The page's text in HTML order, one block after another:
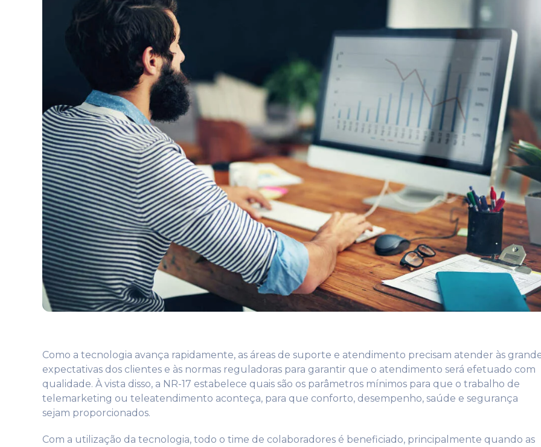
Como a tecnologia avança rapidamente, as áreas de suporte e atendimento precisam atender às
expectativas dos clientes e às normas reguladoras para garantir que o atendimento será efetuado com
qualidade. À vista disso, a NR-17 estabelece quais são os parâmetros mínimos para que o trabalho de
telemarketing ou teleatendimento aconteça, para que conforto, desempenho, saúde e segurança
sejam proporcionados.
Com a utilização da tecnologia, todo o time de colaboradores é beneficiado, principalmente quando as